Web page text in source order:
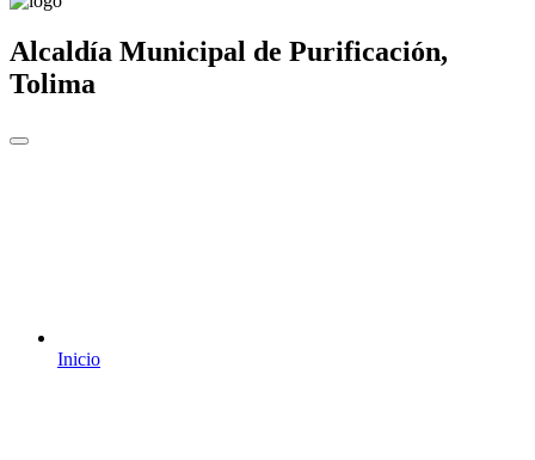
Alcaldía Municipal de Purificación,
Tolima
Inicio